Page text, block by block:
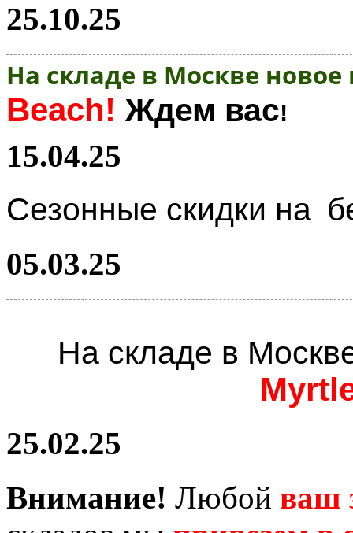
25.10.25
На складе в Москве
Beach! Ждем вас!
15.04.25
Сезонные скидки на
05.03.25
На складе в
25.02.25
Внимание! Любой ваш